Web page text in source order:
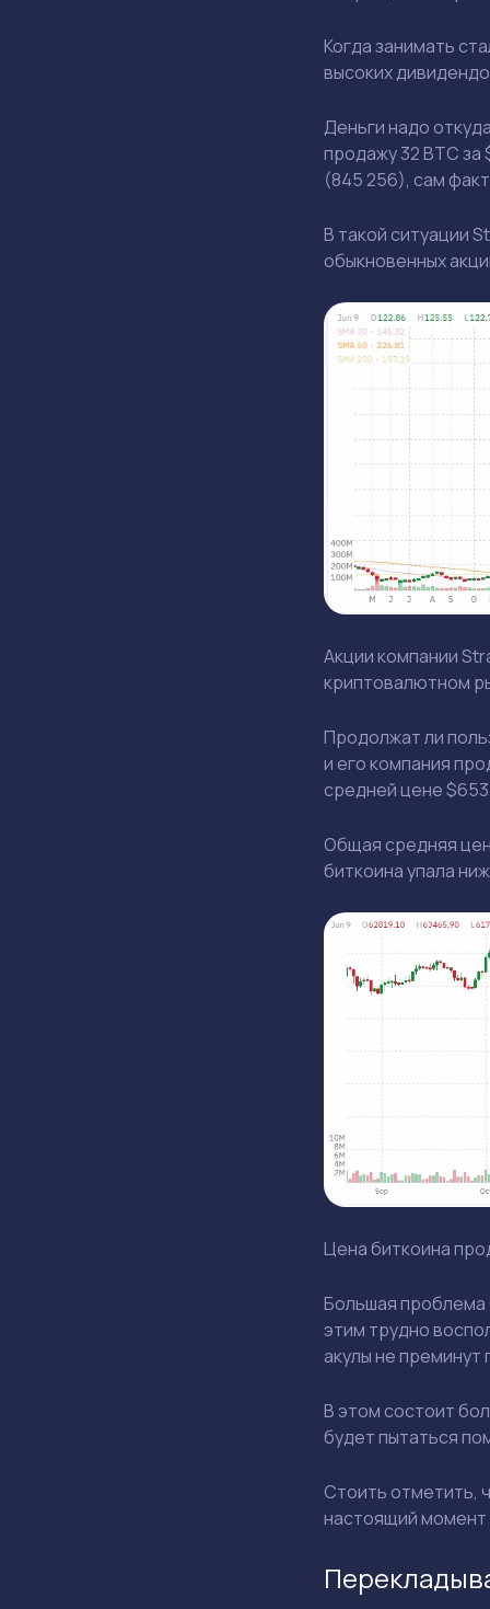
Когда занимать
высоких
Деньги надо
продажу 32 BTC
(845 256), сам
В такой ситуации
обыкновенных
Акции компании
криптовалютном
Продолжат ли
и его компания
средней цене
Общая средняя
биткоина упала
Цена биткоина
Большая проблема
этим трудно
акулы не
В этом состоит
будет пытаться
Стоить отметить,
настоящий момент